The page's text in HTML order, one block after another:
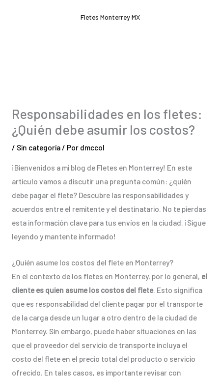
Fletes Monterrey MX
Responsabilidades en los fletes:
¿Quién debe asumir los costos?
/ Sin categoría/ Por dmccol
¡Bienvenidos a mi blog de Fletes en Monterrey! En este
artículo vamos a discutir una pregunta común: ¿quién
debe pagar el flete? Descubre las responsabilidades y
acuerdos entre el remitente y el destinatario. No te pierdas
esta información clave para tus envíos en la ciudad. ¡Sigue
leyendo y mantente informado!
¿Quién asume los costos del flete en Monterrey?
En el contexto de los fletes en Monterrey, por lo general, el
cliente es quien asume los costos del flete. Esto significa
que es responsabilidad del cliente pagar por el transporte
de la carga desde un lugar a otro dentro de la ciudad de
Monterrey. Sin embargo, puede haber situaciones en las
que el proveedor del servicio de transporte incluya el
costo del flete en el precio total del producto o servicio
ofrecido. En tales casos, es importante revisar con